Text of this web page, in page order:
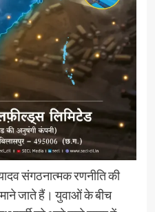
संगठनात्मक रणनीति की
जाते हैं। युवाओं के बीच